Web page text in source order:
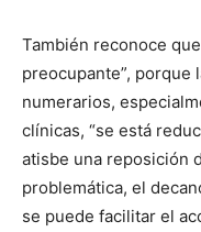
También reconoce
preocupante”, porque
numerarios,
clínicas, “se está
atisbe una reposición
problemática, el
se puede facilitar el